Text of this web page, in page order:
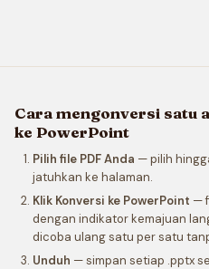
Cara mengonversi satu
ke PowerPoint
Pilih file PDF Anda — pilih
jatuhkan ke halaman.
Klik Konversi ke PowerPoint —
dengan indikator kemajuan
dicoba ulang satu per satu
Unduh — simpan setiap .pptx